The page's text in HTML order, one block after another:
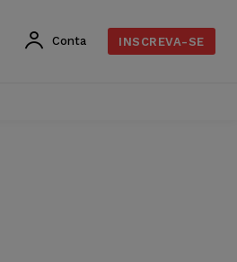
Conta INSCREVA-SE